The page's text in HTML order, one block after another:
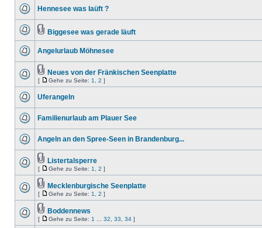
Hennesee was laüft ?
Biggesee was gerade läuft
Angelurlaub Möhnesee
Neues von der Fränkischen Seenplatte
[ Gehe zu Seite: 1 2 ]
Uferangeln
Familienurlaub am Plauer See
Angeln an den Spree-Seen in Brandenburg...
Listertalsperre
[ Gehe zu Seite: 1 2 ]
Mecklenburgische Seenplatte
[ Gehe zu Seite: 1 2 ]
Boddennews
[ Gehe zu Seite: 1 32 33 34 ]